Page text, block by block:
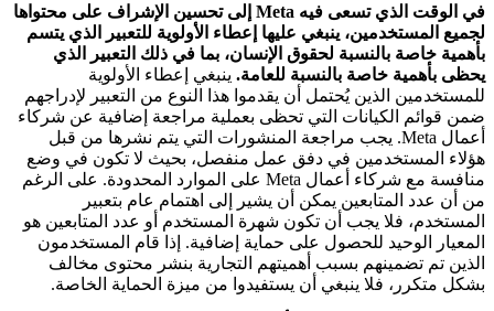
في الوقت الذي تسعى فيه Meta إلى تحسين الإشراف على محتواها
لجميع المستخدمين، ينبغي عليها إعطاء الأولوية للتعبير الذي يتسم
بأهمية خاصة بالنسبة لحقوق الإنسان، بما في ذلك التعبير الذي
يحظى بأهمية خاصة بالنسبة للعامة. ينبغي إعطاء الأولوية
للمستخدمين الذين يُحتمل أن يقدموا هذا النوع من التعبير لإدراجهم
ضمن قوائم الكيانات التي تحظى بعملية مراجعة إضافية عن شركاء
أعمال Meta. يجب مراجعة المنشورات التي يتم نشرها من قبل
هؤلاء المستخدمين في دفق عمل منفصل، بحيث لا تكون في وضع
منافسة مع شركاء أعمال Meta على الموارد المحدودة. على الرغم
من أن عدد المتابعين يمكن أن يشير إلى اهتمام عام بتعبير
المستخدم، فلا يجب أن تكون شهرة المستخدم أو عدد المتابعين هو
المعيار الوحيد للحصول على حماية إضافية. إذا قام المستخدمون
الذين تم تضمينهم بسبب أهميتهم التجارية بنشر محتوى مخالف
بشكل متكرر، فلا ينبغي أن يستفيدوا من ميزة الحماية الخاصة.